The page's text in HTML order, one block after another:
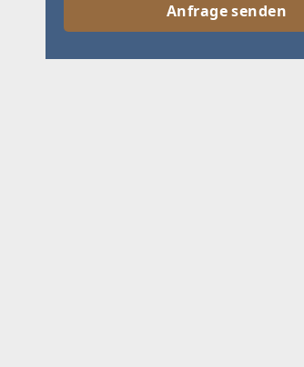
Anfrage senden